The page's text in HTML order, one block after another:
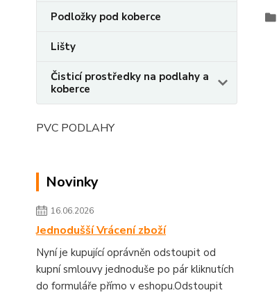
Podložky pod koberce
Lišty
Čisticí prostředky na podlahy a
koberce
PVC PODLAHY
Novinky
16.06.2026
Jednodušší Vrácení zboží
Nyní je kupující oprávněn odstoupit od
kupní smlouvy jednoduše po pár kliknutích
do formuláře přímo v eshopu.Odstoupit